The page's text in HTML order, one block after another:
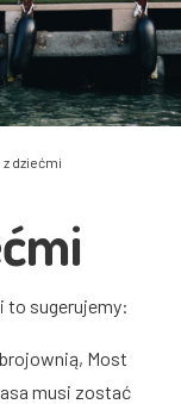
dziećmi
to sugerujemy:
Most
musi zostać